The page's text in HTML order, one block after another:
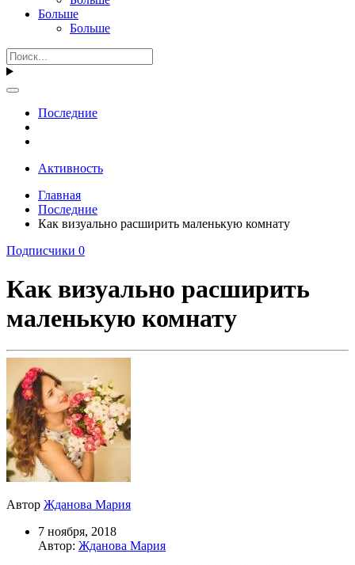
Больше
Больше
Последние
Активность
Главная
Последние
Как визуально расширить маленькую комнату
Подписчики 0
Как визуально расширить
маленькую комнату
Автор Жданова Мария
7 ноября, 2018
Автор: Жданова Мария